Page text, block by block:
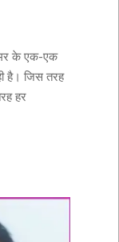
के एक-एक
है। जिस तरह
हर